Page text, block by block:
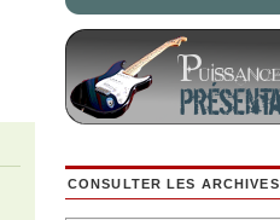
CONSULTER LES ARCHIVES